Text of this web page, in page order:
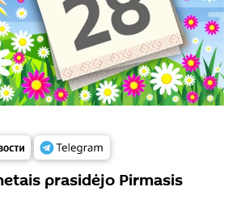
prasidėjo Pirmasis